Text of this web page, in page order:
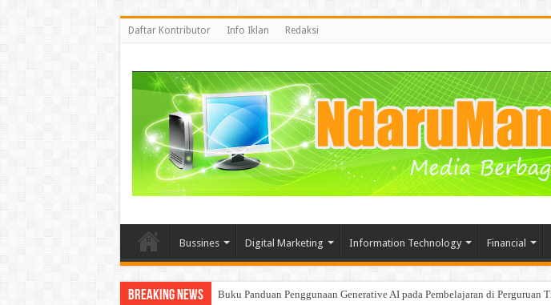
Daftar Kontributor Info Iklan Redaksi
Bussines Digital Marketing Information Technology Financial
Breaking News Mencoba memahami BigData dan segala Manfaat nya bagi Bisnis